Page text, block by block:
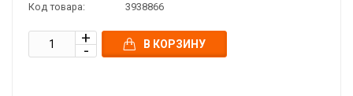
Код товара: 3938866
В КОРЗИНУ